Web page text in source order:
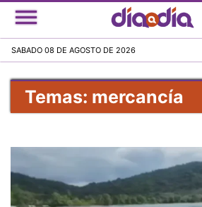
Pasar
al
principal
SABADO 08 DE AGOSTO DE 2026
Temas: mercancía